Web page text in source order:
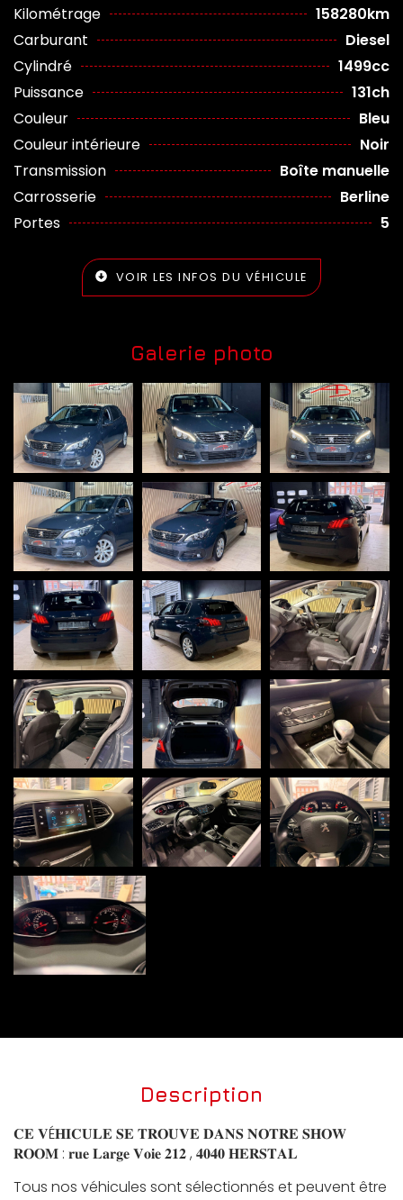
Kilométrage
158280km
Carburant
Diesel
Cylindré
1499cc
Puissance
131ch
Couleur
Bleu
Couleur intérieure
Noir
Transmission
Boîte manuelle
Carrosserie
Berline
Portes
5
VOIR LES INFOS DU VÉHICULE
Galerie photo
Description
𝐂𝐄 𝐕É𝐇𝐈𝐂𝐔𝐋𝐄 𝐒𝐄 𝐓𝐑𝐎𝐔𝐕𝐄 𝐃𝐀𝐍𝐒 𝐍𝐎𝐓𝐑𝐄 𝐒𝐇𝐎𝐖
𝐑𝐎𝐎𝐌 : 𝐫𝐮𝐞 𝐋𝐚𝐫𝐠𝐞 𝐕𝐨𝐢𝐞 𝟐𝟏𝟐 , 𝟒𝟎𝟒𝟎 𝐇𝐄𝐑𝐒𝐓𝐀𝐋
Tous nos véhicules sont sélectionnés et peuvent être